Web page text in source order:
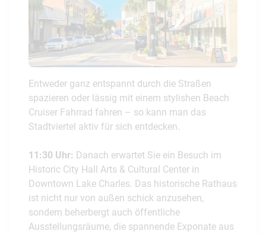
Entweder ganz entspannt durch die Straßen
spazieren oder lässig mit einem stylishen Beach
Cruiser Fahrrad fahren – so kann man das
Stadtviertel aktiv für sich entdecken.
11:30 Uhr: Danach erwartet Sie ein Besuch im
Historic City Hall Arts & Cultural Center in
Downtown Lake Charles. Das historische Rathaus
ist nicht nur von außen schick anzusehen,
sondern beherbergt auch öffentliche
Ausstellungsräume, die spannende Exponate aus